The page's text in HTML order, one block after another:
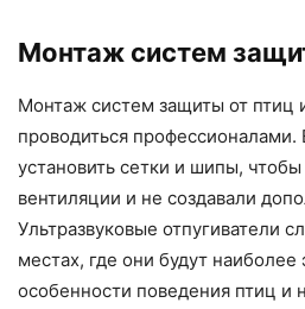
Монтаж систем
Монтаж систем защиты от птиц
проводиться
установить сетки и шипы,
вентиляции и не создавали
Ультразвуковые отпугиватели
местах, где они будут
особенности поведения птиц и